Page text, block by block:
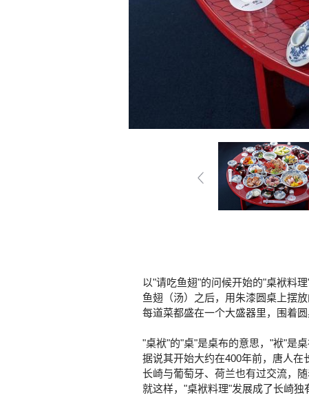
以"请吃鱼翅"的问候开始的"桌袱料理"
鱼翅（汤）之后，用朱漆圆桌上摆
每道菜都盛在一个大盛器里，围着
"桌袱"的"桌"是桌布的意思，"袱"是
据说其开始大约在400年前，唐人在
长崎与葡萄牙、荷兰也有过交流，
就这样，"桌袱料理"发展成了长崎独